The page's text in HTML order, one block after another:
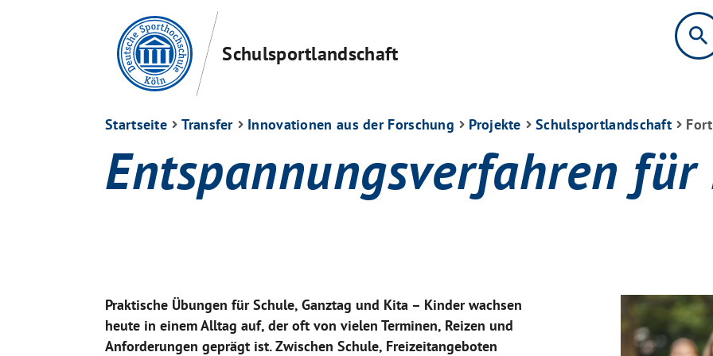
Schulsportlandschaft
search
Startseite Transfer Innovationen aus der Forschung Projekte Schulsportlandschaft
Entspannungsverfahren
Praktische Übungen für Schule, Ganztag und Kita – Kinder wachsen
heute in einem Alltag auf, der oft von vielen Terminen, Reizen und
Anforderungen geprägt ist. Zwischen Schule, Freizeitangeboten